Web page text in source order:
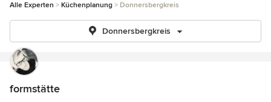
Alle Experten Küchenplanung Donnersbergkreis
Donnersbergkreis
formstätte